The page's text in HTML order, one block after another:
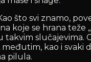
što svi znamo,
koje se hrana teže
takvim slučajevima.
kao i svaki
pilula.